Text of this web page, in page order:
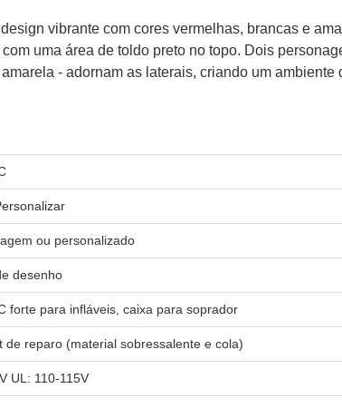
vibrante com cores vermelhas, brancas e
uma área de toldo preto no topo. Dois
- adornam as laterais, criando um ambiente
ou personalizado
desenho
forte para infláveis, caixa para soprador
de reparo (material sobressalente e cola)
UL: 110-115V